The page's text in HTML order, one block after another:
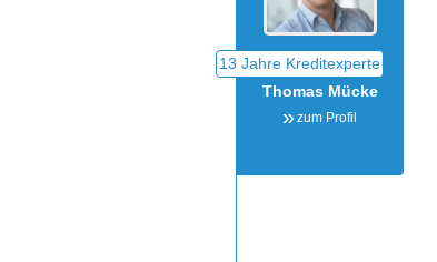
Thomas Mücke
zum Profil